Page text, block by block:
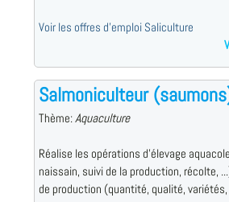
Voir les offres d'emploi Saliculture
Salmoniculteur
Thème:Aquaculture
Réalise les opérations d'élevage
naissain, suivi de la production, récolte,
de production (quantité, qualité, variétés,